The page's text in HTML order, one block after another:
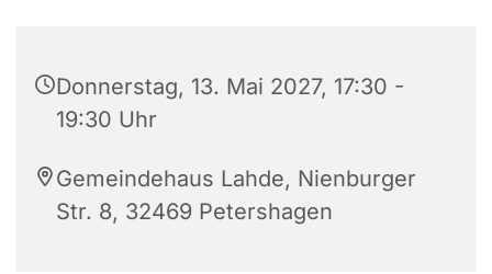
Donnerstag, 13. Mai 2027, 17:30 -
19:30 Uhr
Gemeindehaus Lahde, Nienburger
Str. 8, 32469 Petershagen